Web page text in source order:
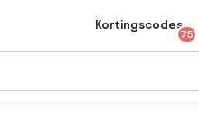
Kortingscodes
75